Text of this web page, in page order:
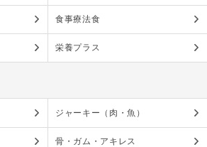
食事療法食
栄養プラス
ジャーキー（肉・魚）
骨・ガム・アキレス